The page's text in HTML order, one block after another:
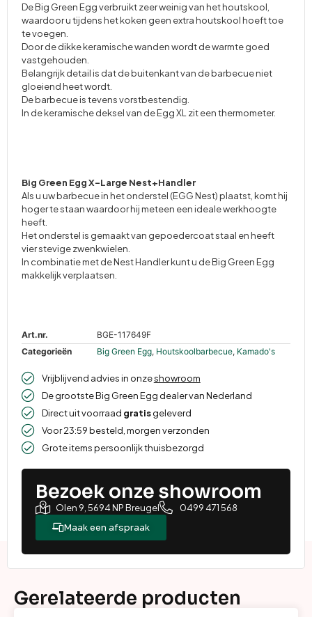
De Big Green Egg verbruikt zeer weinig van het houtskool,
waardoor u tijdens het koken geen extra houtskool hoeft toe
te voegen.
Door de dikke keramische wanden wordt de warmte goed
vastgehouden.
Belangrijk detail is dat de buitenkant van de barbecue niet
gloeiend heet wordt.
De barbecue is tevens vorstbestendig.
In de keramische deksel van de Egg XL zit een thermometer.
Big Green Egg X-Large Nest+Handler
Als u uw barbecue in het onderstel (EGG Nest) plaatst, komt hij
hoger te staan waardoor hij meteen een ideale werkhoogte
heeft.
Het onderstel is gemaakt van gepoedercoat staal en heeft
vier stevige zwenkwielen.
In combinatie met de Nest Handler kunt u de Big Green Egg
makkelijk verplaatsen.
Art.nr.
BGE-117649F
Categorieën
Big Green Egg, Houtskoolbarbecue, Kamado's
Vrijblijvend advies in onzeshowroom
De grootste Big Green Egg dealer van Nederland
Direct uit voorraad gratisgeleverd
Voor 23:59 besteld, morgen verzonden
Grote items persoonlijk thuisbezorgd
Bezoek onze showroom
Olen 9, 5694 NP Breugel 0499 471 568
Maak een afspraak
Gerelateerde producten